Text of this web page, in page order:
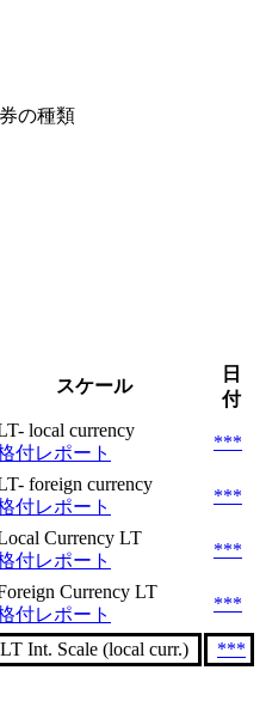
の種類
スケール
日
付
local currency
付レポート
***
foreign currency
付レポート
***
Currency LT
付レポート
***
Currency LT
付レポート
***
LT Int. Scale (local curr.) ***